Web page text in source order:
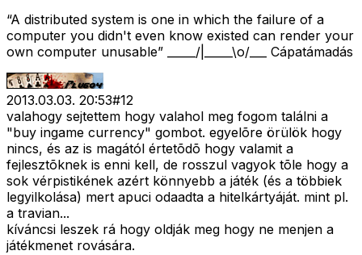
“A distributed system is one in which the failure of a
computer you didn't even know existed can render your
own computer unusable” _____/|_____\o/___ Cápatámadás
2013.03.03. 20:53#12
valahogy sejtettem hogy valahol meg fogom találni a
"buy ingame currency" gombot. egyelõre örülök hogy
nincs, és az is magától értetõdõ hogy valamit a
fejlesztõknek is enni kell, de rosszul vagyok tõle hogy a
sok vérpistikének azért könnyebb a játék (és a többiek
legyilkolása) mert apuci odaadta a hitelkártyáját. mint pl.
a travian...
kíváncsi leszek rá hogy oldják meg hogy ne menjen a
játékmenet rovására.